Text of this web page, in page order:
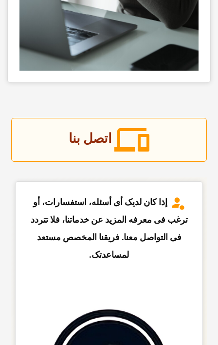
اتصل بنا
إذا کان لدیک أی أسئله، استفسارات، أو
ترغب فی معرفه المزید عن خدماتنا، فلا تتردد
فی التواصل معنا. فریقنا المخصص مستعد
لمساعدتک.